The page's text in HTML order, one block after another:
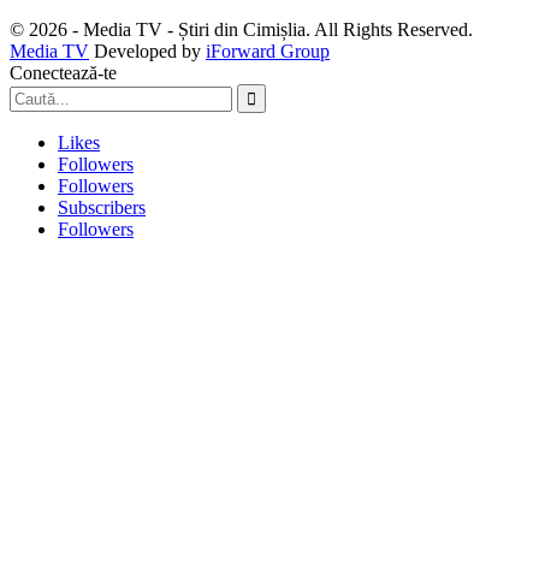
© 2026 - Media TV - Știri din Cimișlia. All Rights Reserved.
Media TV Developed by iForward Group
Conectează-te
Likes
Followers
Followers
Subscribers
Followers